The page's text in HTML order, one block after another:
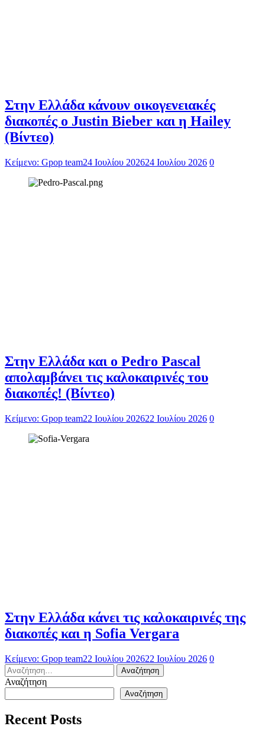
Στην Ελλάδα κάνουν οικογενειακές
διακοπές ο Justin Bieber και η Hailey
(Βίντεο)
Κείμενο: Gpop team24 Ιουλίου 202624 Ιουλίου 2026 0
Στην Ελλάδα και ο Pedro Pascal
απολαμβάνει τις καλοκαιρινές του
διακοπές! (Βίντεο)
Κείμενο: Gpop team22 Ιουλίου 202622 Ιουλίου 2026 0
Στην Ελλάδα κάνει τις καλοκαιρινές της
διακοπές και η Sofia Vergara
Κείμενο: Gpop team22 Ιουλίου 202622 Ιουλίου 2026 0
Αναζήτηση
για:
Αναζήτηση
Αναζήτηση
Recent Posts